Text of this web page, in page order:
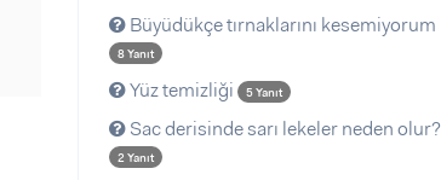
Büyüdükçe tırnaklarını kesemiyorum
8 Yanıt
Yüz temizliği 5 Yanıt
Sac derisinde sarı lekeler neden olur?
2 Yanıt